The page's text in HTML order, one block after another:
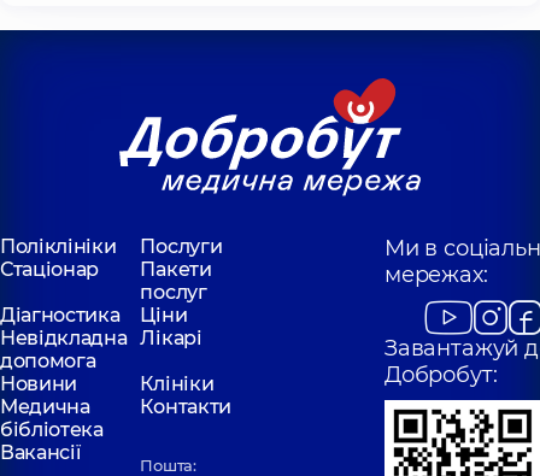
Поліклініки
Послуги
Стаціонар
Пакети
послуг
Діагностика
Ціни
Невідкладна
допомога
Лікарі
Новини
Клініки
Медична
бібліотека
Контакти
Вакансії
Пошта:
Ми в
мережах:
Завантажуй
Добробут: